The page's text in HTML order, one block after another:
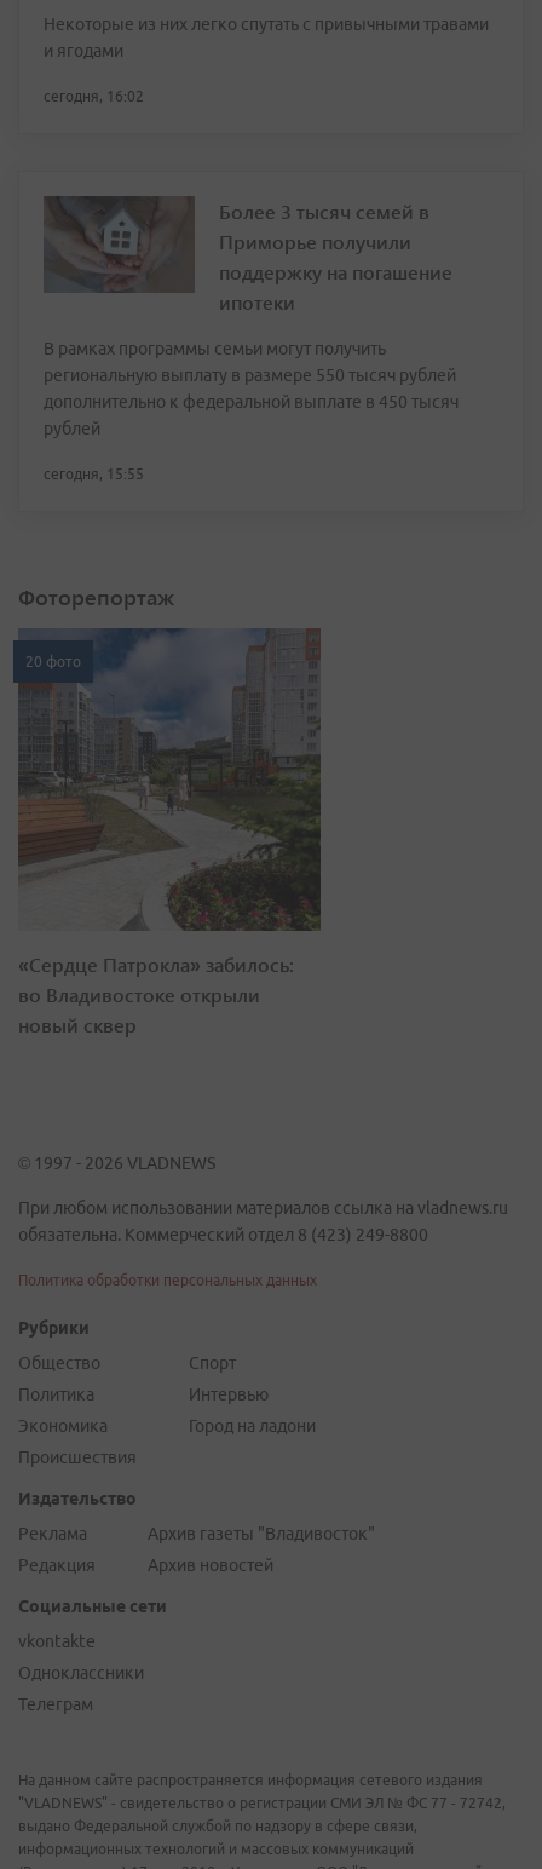
Некоторые из них легко спутать с привычными травами
и ягодами
сегодня, 16:02
Более 3 тысяч семей в
Приморье получили
поддержку на погашение
ипотеки
В рамках программы семьи могут получить
региональную выплату в размере 550 тысяч рублей
дополнительно к федеральной выплате в 450 тысяч
рублей
сегодня, 15:55
Фоторепортаж
20 фото
«Сердце Патрокла» забилось:
во Владивостоке открыли
новый сквер
© 1997 - 2026 VLADNEWS
При любом использовании материалов ссылка на vladnews.ru
обязательна. Коммерческий отдел 8 (423) 249-8800
Политика обработки персональных данных
Рубрики
Общество
Политика
Экономика
Происшествия
Спорт
Интервью
Город на ладони
Издательство
Реклама
Редакция
Архив газеты "Владивосток"
Архив новостей
Социальные сети
vkontakte
Одноклассники
Телеграм
На данном сайте распространяется информация сетевого издания
"VLADNEWS" - свидетельство о регистрации СМИ ЭЛ № ФС 77 - 72742,
выдано Федеральной службой по надзору в сфере связи,
информационных технологий и массовых коммуникаций